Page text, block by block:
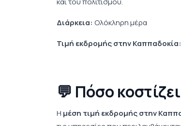
Διάρκεια: Ολόκληρη μέρα
Τιμή εκδρομής στην Καππαδοκία:
💬 Πόσο
Η μέση τιμή εκδρομής στην